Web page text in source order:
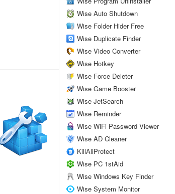
Wise Auto Shutdown
Wise Folder Hider Free
Wise Duplicate Finder
Wise Video Converter
Wise Hotkey
Wise Force Deleter
Wise Game Booster
Wise JetSearch
Wise Reminder
Wise WiFi Password Viewer
Wise AD Cleaner
KillAliProtect
Wise PC 1stAid
Wise Windows Key Finder
Wise System Monitor